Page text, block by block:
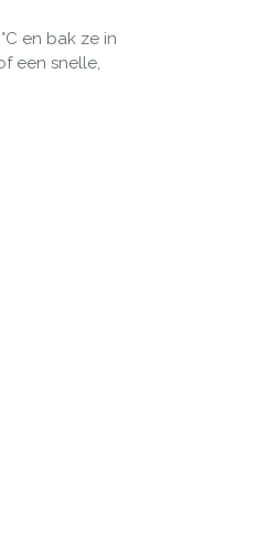
en bak ze in
een snelle,